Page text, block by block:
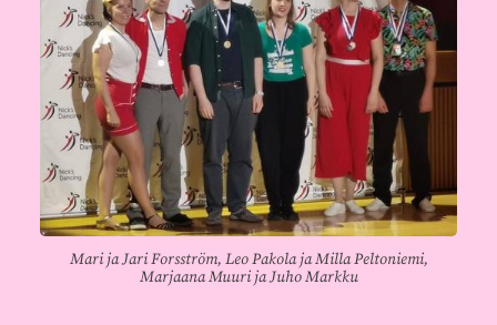
Mari ja Jari Forsström, Leo Pakola ja Milla Peltoniemi,
Marjaana Muuri ja Juho Markku